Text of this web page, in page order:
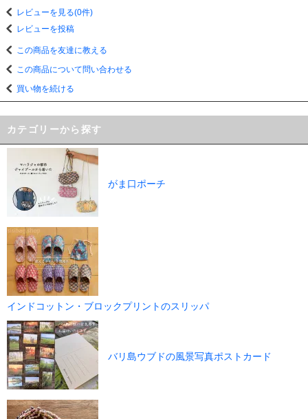
レビューを見る(0件)
レビューを投稿
この商品を友達に教える
この商品について問い合わせる
買い物を続ける
カテゴリーから探す
がま口ポーチ
インドコットン・ブロックプリントのスリッパ
バリ島ウブドの風景写真ポストカード